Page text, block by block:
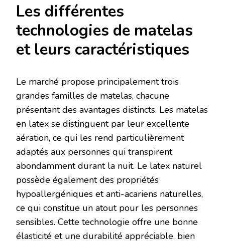
Les différentes
technologies de matelas
et leurs caractéristiques
Le marché propose principalement trois
grandes familles de matelas, chacune
présentant des avantages distincts. Les matelas
en latex se distinguent par leur excellente
aération, ce qui les rend particulièrement
adaptés aux personnes qui transpirent
abondamment durant la nuit. Le latex naturel
possède également des propriétés
hypoallergéniques et anti-acariens naturelles,
ce qui constitue un atout pour les personnes
sensibles. Cette technologie offre une bonne
élasticité et une durabilité appréciable, bien